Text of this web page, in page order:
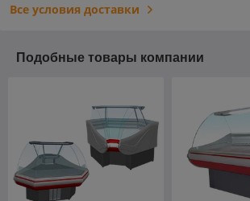
Все условия доставки
Подобные товары компании